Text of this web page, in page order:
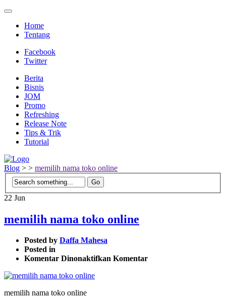
Home
Tentang
Facebook
Twitter
Berita
Bisnis
JOM
Promo
Refreshing
Release Note
Tips & Trik
Tutorial
Blog > > memilih nama toko online
22 Jun
memilih nama toko online
Posted by Daffa Mahesa
Posted in
Komentar Dinonaktifkan pada
Komentar
memilih nama toko online